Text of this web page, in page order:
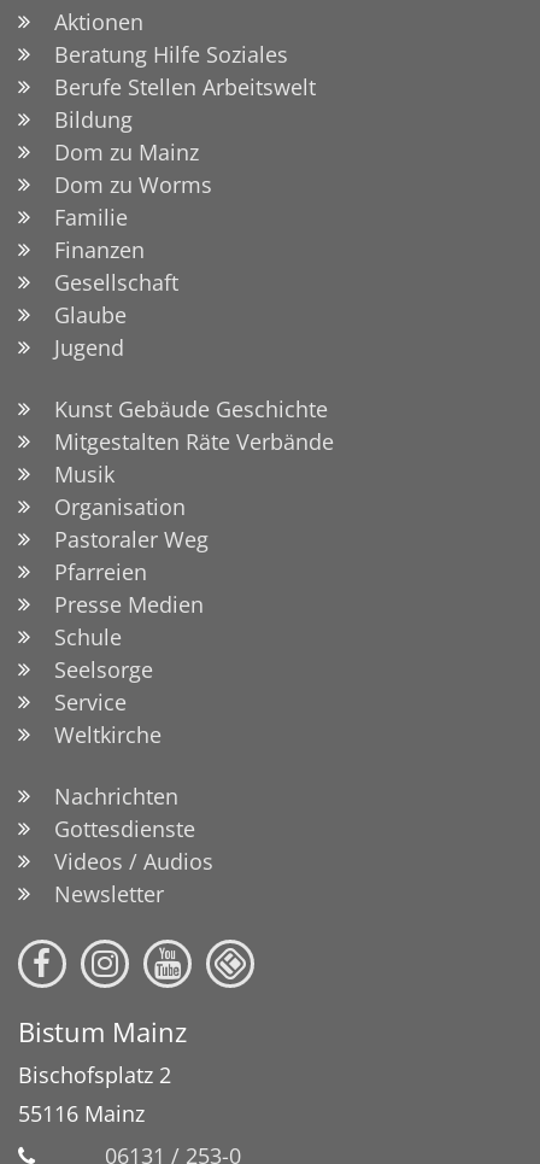
Aktionen
Beratung Hilfe Soziales
Berufe Stellen Arbeitswelt
Bildung
Dom zu Mainz
Dom zu Worms
Familie
Finanzen
Gesellschaft
Glaube
Jugend
Kunst Gebäude Geschichte
Mitgestalten Räte Verbände
Musik
Organisation
Pastoraler Weg
Pfarreien
Presse Medien
Schule
Seelsorge
Service
Weltkirche
Nachrichten
Gottesdienste
Videos / Audios
Newsletter
Bistum Mainz
Bischofsplatz 2
55116 Mainz
06131 / 253-0